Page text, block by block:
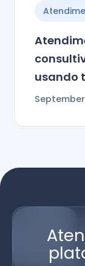
usando
September